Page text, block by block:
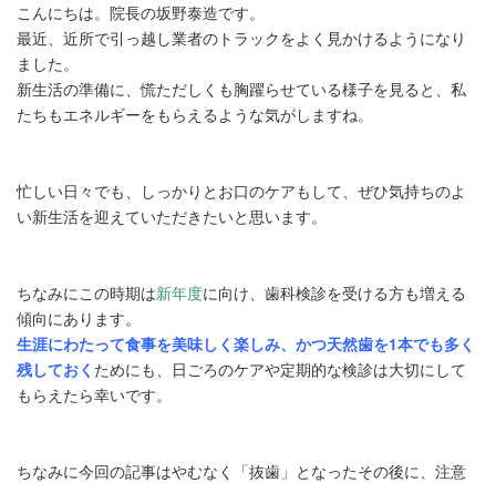
こんにちは。院長の坂野泰造です。
最近、近所で引っ越し業者のトラックをよく見かけるようになり
ました。
新生活の準備に、慌ただしくも胸躍らせている様子を見ると、私
たちもエネルギーをもらえるような気がしますね。
忙しい日々でも、しっかりとお口のケアもして、ぜひ気持ちのよ
い新生活を迎えていただきたいと思います。
ちなみにこの時期は新年度に向け、歯科検診を受ける方も増える
傾向にあります。
生涯にわたって食事を美味しく楽しみ、かつ天然歯を1本でも多く
残しておく ためにも、日ごろのケアや定期的な検診は大切にして
もらえたら幸いです。
ちなみに今回の記事はやむなく「抜歯」となったその後に、注意